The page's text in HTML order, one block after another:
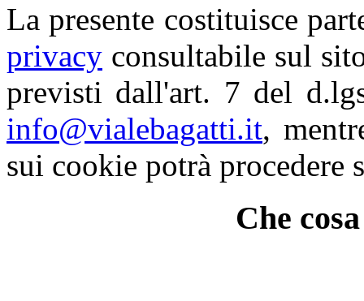
La presente costituisce
privacy consultabile sul
previsti dall'art. 7 del
info@vialebagatti.it,
sui cookie potrà procedere
Che